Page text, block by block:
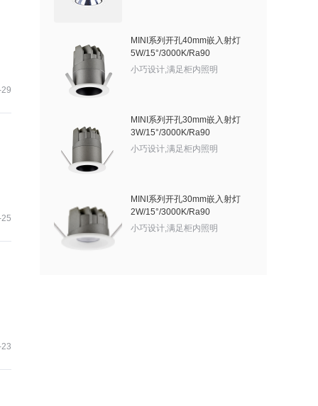
MINI系列开孔40mm嵌入射灯
5W/15°/3000K/Ra90
小巧设计,满足柜内照明
MINI系列开孔30mm嵌入射灯
3W/15°/3000K/Ra90
小巧设计,满足柜内照明
MINI系列开孔30mm嵌入射灯
2W/15°/3000K/Ra90
小巧设计,满足柜内照明